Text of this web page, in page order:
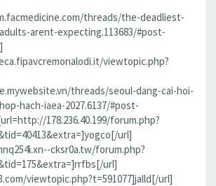
threads/the-deadliest-
arent-expecting.113683/#post-
viewtopic.php?
threads/seoul-dang-cai-hoi-
hach-iaea-2027.6137/#post-
178.236.40.199/forum.php?
url]
cksr0a.tw/forum.php?
url]
viewtopic.php?t=591077]jalld[/url]